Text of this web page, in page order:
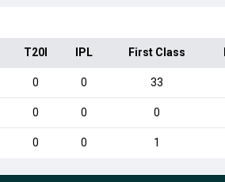
T20I IPL First Class
0 0 33
0 0 0
0 0 1